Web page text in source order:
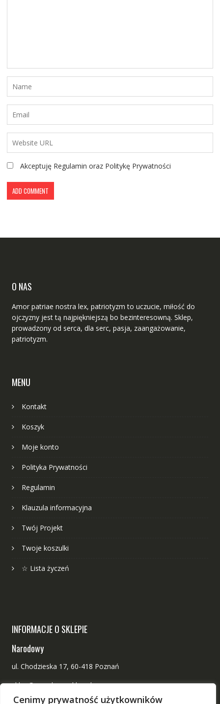
Cenimy prywatność użytkowników
Akceptuję Regulamin oraz Politykę Prywatności
O NAS
Amor patriae nostra lex, patriotyzm to uczucie, miłość do
ojczyzny jest tą najpiękniejszą bo bezinteresowną. Sklep,
prowadzony od serca, dla serc, pasja, zaangażowanie,
patriotyzm.
MENU
Kontakt
Koszyk
Moje konto
Polityka Prywatności
Regulamin
Klauzula informacyjna
Twój Projekt
Twoje koszulki
☆ Lista życzeń
INFORMACJE O SKLEPIE
Narodowy
ul. Chodzieska 17, 60-418 Poznań
sklep@narodowy-sklep.pl